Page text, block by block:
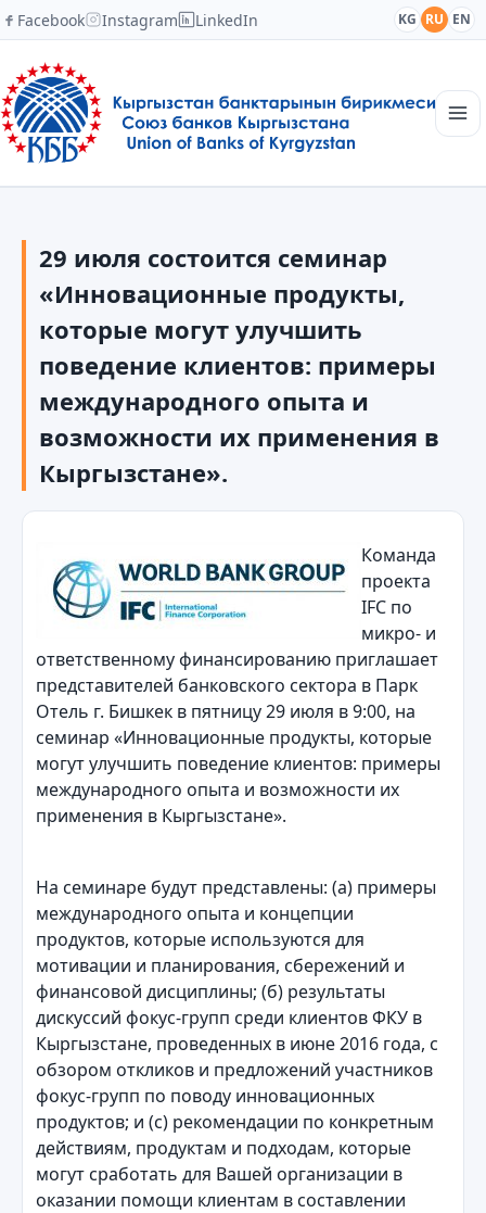
Facebook Instagram LinkedIn KG RU EN
Новости
Академия
Члены и партнеры
Сотрудничество
Контакты
29 июля состоится семинар
«Инновационные продукты,
которые могут улучшить
поведение клиентов: примеры
международного опыта и
возможности их применения в
Кыргызстане».
Команда
проекта
IFC по
микро- и
ответственному финансированию приглашает
представителей банковского сектора в Парк
Отель г. Бишкек в пятницу 29 июля в 9:00, на
семинар «Инновационные продукты, которые
могут улучшить поведение клиентов: примеры
международного опыта и возможности их
применения в Кыргызстане».
На семинаре будут представлены: (a) примеры
международного опыта и концепции
продуктов, которые используются для
мотивации и планирования, сбережений и
финансовой дисциплины; (б) результаты
дискуссий фокус-групп среди клиентов ФКУ в
Кыргызстане, проведенных в июне 2016 года, с
обзором откликов и предложений участников
фокус-групп по поводу инновационных
продуктов; и (c) рекомендации по конкретным
действиям, продуктам и подходам, которые
могут сработать для Вашей организации в
оказании помощи клиентам в составлении